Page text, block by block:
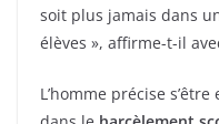
soit plus jamais dans
élèves », affirme-t-il
L’homme précise